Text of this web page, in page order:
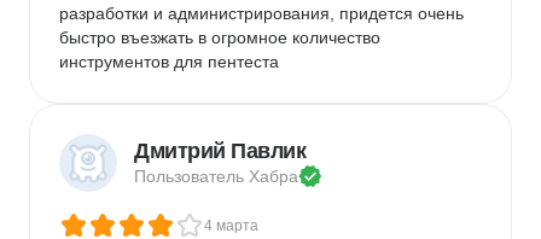
разработки и администрирования, придется очень
быстро въезжать в огромное количество
инструментов для пентеста
Дмитрий Павлик
Пользователь Хабра
4 марта